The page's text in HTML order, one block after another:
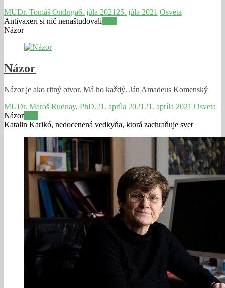
MUDr. Tomáš Ondriga6. júla 2021 25. júla 2021 Osveta
Antivaxeri si nič nenaštudovali
Názor
Názor
Názor je ako ritný otvor. Má ho každý. Ján Amadeus Komenský
MUDr. Maroš Rudnay, PhD.21. apríla 2021 21. apríla 2021 Osveta
Názor
Katalin Karikó, nedocenená vedkyňa, ktorá zachraňuje svet